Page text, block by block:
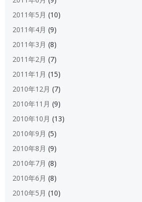
2011年5月 (10)
2011年4月 (9)
2011年3月 (8)
2011年2月 (7)
2011年1月 (15)
2010年12月 (7)
2010年11月 (9)
2010年10月 (13)
2010年9月 (5)
2010年8月 (9)
2010年7月 (8)
2010年6月 (8)
2010年5月 (10)